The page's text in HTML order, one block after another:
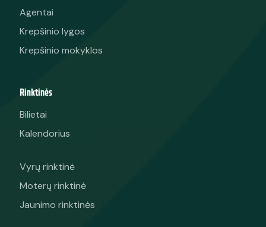
Agentai
Krepšinio lygos
Krepšinio mokyklos
Rinktinės
Bilietai
Kalendorius
Vyrų rinktinė
Moterų rinktinė
Jaunimo rinktinės